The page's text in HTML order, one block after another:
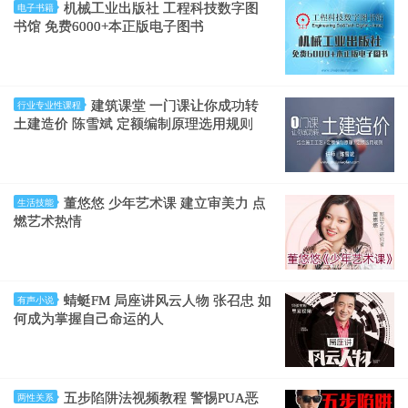
电子书籍
机械工业出版社 工程科技数字图
书馆 免费6000+本正版电子图书
行业专业性课程
建筑课堂 一门课让你成功转
土建造价 陈雪斌 定额编制原理选用规则
生活技能
董悠悠 少年艺术课 建立审美力 点
燃艺术热情
有声小说
蜻蜓FM 局座讲风云人物 张召忠 如
何成为掌握自己命运的人
两性关系
五步陷阱法视频教程 警惕PUA恶